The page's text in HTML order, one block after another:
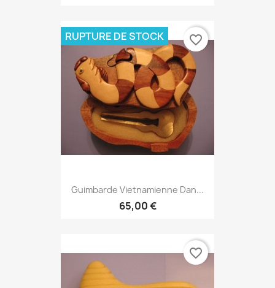
Guimbarde Vietnamienne Dan...
65,00 €
RUPTURE DE STOCK favorite_border
favorite_border